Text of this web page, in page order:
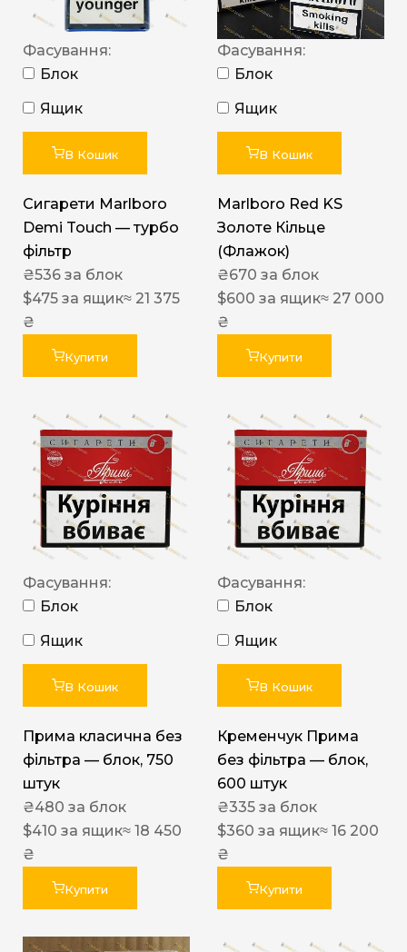
Фасування:
Блок
Ящик
В Кошик
Сигарети Marlboro
Demi Touch — турбо
фільтр
₴536 за блок
$475 за ящик≈ 21 375
₴
Купити
Фасування:
Блок
Ящик
В Кошик
Marlboro Red KS
Золоте Кільце
(Флажок)
₴670 за блок
$600 за ящик≈ 27 000
₴
Купити
Фасування:
Блок
Ящик
В Кошик
Прима класична без
фільтра — блок, 750
штук
₴480 за блок
$410 за ящик≈ 18 450
₴
Купити
Фасування:
Блок
Ящик
В Кошик
Кременчук Прима
без фільтра — блок,
600 штук
₴335 за блок
$360 за ящик≈ 16 200
₴
Купити